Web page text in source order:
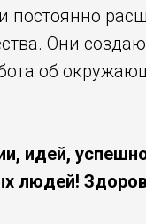
постоянно
Они
об
идей,
людей!